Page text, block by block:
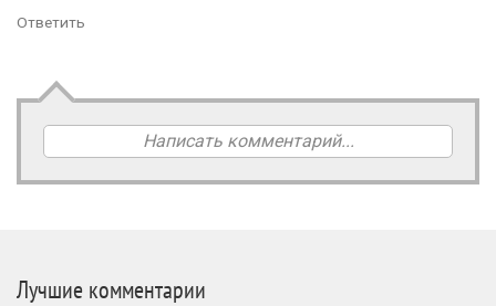
Ответить
Написать комментарий...
Лучшие комментарии